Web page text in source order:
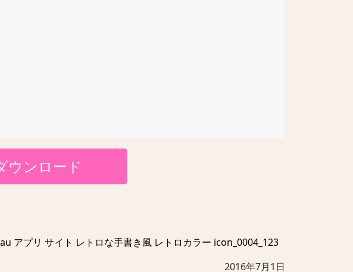
ウンロード
アプリ サイト レトロな手書き風 レトロカラー icon_0004_123
2016年7月1日